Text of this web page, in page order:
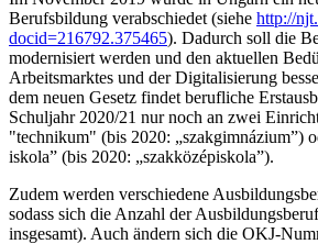
Berufsbildung verabschiedet (siehe http://
docid=216792.375465). Dadurch soll die
modernisiert werden und den aktuellen
Arbeitsmarktes und der Digitalisierung
dem neuen Gesetz findet berufliche
Schuljahr 2020/21 nur noch an zwei
"technikum" (bis 2020: „szakgimnázium”)
iskola” (bis 2020: „szakközépiskola”).
Zudem werden verschiedene
sodass sich die Anzahl der
insgesamt). Auch ändern sich die OKJ-